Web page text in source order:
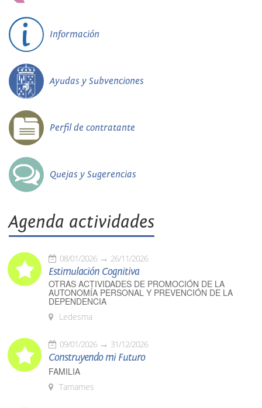
Información
Ayudas y Subvenciones
Perfil de contratante
Quejas y Sugerencias
Agenda actividades
08/01/2026 26/11/2026
Estimulación Cognitiva
OTRAS ACTIVIDADES DE PROMOCIÓN DE LA
AUTONOMÍA PERSONAL Y PREVENCIÓN DE LA
DEPENDENCIA
Ledesma
09/01/2026 31/12/2026
Construyendo mi Futuro
FAMILIA
Tamames